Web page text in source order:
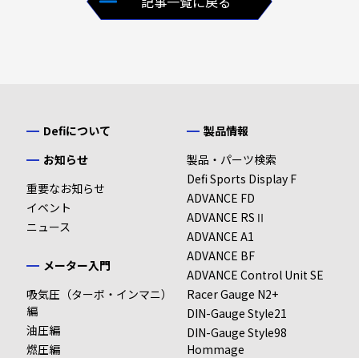
Defiについて
お知らせ
重要なお知らせ
イベント
ニュース
メーター入門
吸気圧（ターボ・インマニ）
編
油圧編
燃圧編
製品情報
製品・パーツ検索
Defi Sports Display F
ADVANCE FD
ADVANCE RSⅡ
ADVANCE A1
ADVANCE BF
ADVANCE Control Unit SE
Racer Gauge N2+
DIN-Gauge Style21
DIN-Gauge Style98
Hommage